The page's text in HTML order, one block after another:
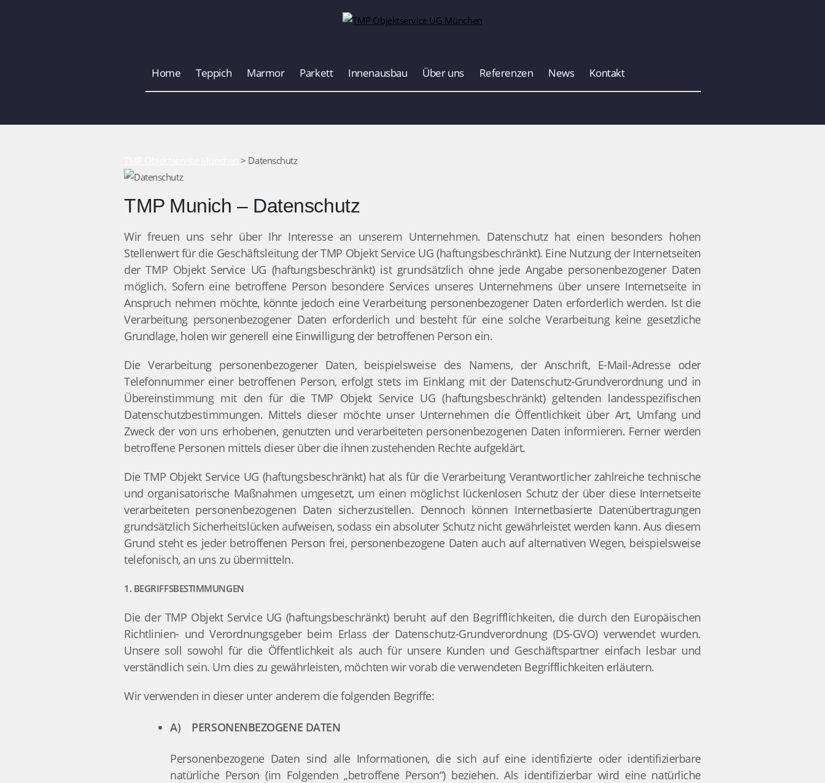
Home Teppich Marmor Parkett Innenausbau Über uns Referenzen News Kontakt
> Datenschutz
TMP Munich – Datenschutz
Wir freuen uns sehr über Ihr Interesse an unserem Unternehmen. Datenschutz hat einen besonders hohen
Stellenwert für die Geschäftsleitung der TMP Objekt Service UG (haftungsbeschränkt). Eine Nutzung der Internetseiten
der TMP Objekt Service UG (haftungsbeschränkt) ist grundsätzlich ohne jede Angabe personenbezogener Daten
möglich. Sofern eine betroffene Person besondere Services unseres Unternehmens über unsere Internetseite in
Anspruch nehmen möchte, könnte jedoch eine Verarbeitung personenbezogener Daten erforderlich werden. Ist die
Verarbeitung personenbezogener Daten erforderlich und besteht für eine solche Verarbeitung keine gesetzliche
Grundlage, holen wir generell eine Einwilligung der betroffenen Person ein.
Die Verarbeitung personenbezogener Daten, beispielsweise des Namens, der Anschrift, E-Mail-Adresse oder
Telefonnummer einer betroffenen Person, erfolgt stets im Einklang mit der Datenschutz-Grundverordnung und in
Übereinstimmung mit den für die TMP Objekt Service UG (haftungsbeschränkt) geltenden landesspezifischen
Datenschutzbestimmungen. Mittels dieser möchte unser Unternehmen die Öffentlichkeit über Art, Umfang und
Zweck der von uns erhobenen, genutzten und verarbeiteten personenbezogenen Daten informieren. Ferner werden
betroffene Personen mittels dieser über die ihnen zustehenden Rechte aufgeklärt.
Die TMP Objekt Service UG (haftungsbeschränkt) hat als für die Verarbeitung Verantwortlicher zahlreiche technische
und organisatorische Maßnahmen umgesetzt, um einen möglichst lückenlosen Schutz der über diese Internetseite
verarbeiteten personenbezogenen Daten sicherzustellen. Dennoch können Internetbasierte Datenübertragungen
grundsätzlich Sicherheitslücken aufweisen, sodass ein absoluter Schutz nicht gewährleistet werden kann. Aus diesem
Grund steht es jeder betroffenen Person frei, personenbezogene Daten auch auf alternativen Wegen, beispielsweise
telefonisch, an uns zu übermitteln.
1. BEGRIFFSBESTIMMUNGEN
Die der TMP Objekt Service UG (haftungsbeschränkt) beruht auf den Begrifflichkeiten, die durch den Europäischen
Richtlinien- und Verordnungsgeber beim Erlass der Datenschutz-Grundverordnung (DS-GVO) verwendet wurden.
Unsere soll sowohl für die Öffentlichkeit als auch für unsere Kunden und Geschäftspartner einfach lesbar und
verständlich sein. Um dies zu gewährleisten, möchten wir vorab die verwendeten Begrifflichkeiten erläutern.
Wir verwenden in dieser unter anderem die folgenden Begriffe:
A) PERSONENBEZOGENE DATEN
Personenbezogene Daten sind alle Informationen, die sich auf eine identifizierte oder identifizierbare
natürliche Person (im Folgenden „betroffene Person“) beziehen. Als identifizierbar wird eine natürliche